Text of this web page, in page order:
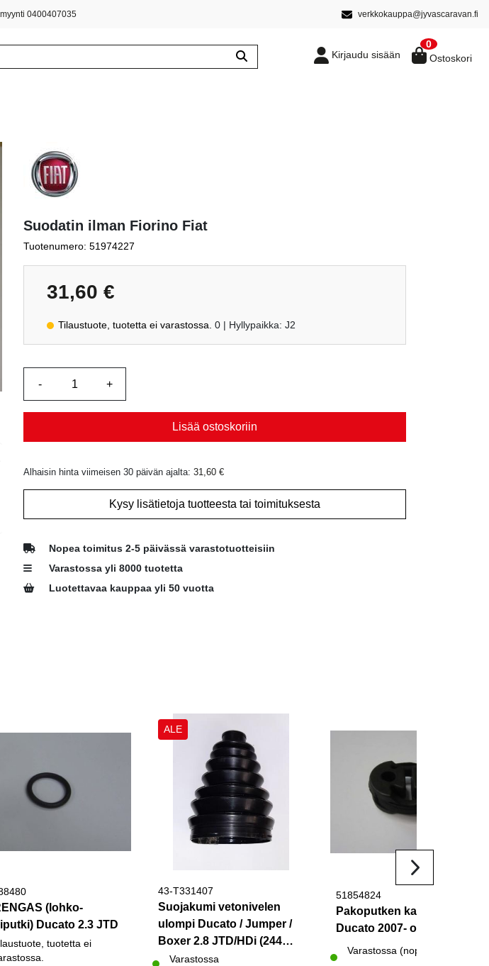
0400407035 verkkokauppa@jyvascaravan.fi
Kirjaudu sisään
0
Ostoskori
Suodatin ilman Fiorino Fiat
Tuotenumero: 51974227
31,60 €
Tilaustuote, tuotetta ei varastossa. 0 | Hyllypaikka: J2
Lisää ostoskoriin
Alhaisin hinta viimeisen 30 päivän ajalta: 31,60 €
Kysy lisätietoja tuotteesta tai toimituksesta
Nopea toimitus 2-5 päivässä varastotuotteisiin
Varastossa yli 8000 tuotetta
Luotettavaa kauppaa yli 50 vuotta
(lohko-
Ducato 2.3 JTD
tuotetta ei
ALE
43-T331407
Suojakumi vetonivelen
ulompi Ducato / Jumper /
Boxer 2.8 JTD/HDi (244
maxi) 02-06
Varastossa
51854824
Pakoputken kannatinkumi
Ducato 2007- orig.
Varastossa (nopea toimitus)